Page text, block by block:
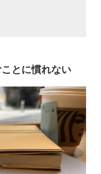
とに慣れない